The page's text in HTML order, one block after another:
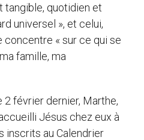
tangible, quotidien et
universel », et celui,
concentre « sur ce qui se
famille, ma
2 février dernier, Marthe,
Jésus chez eux à
inscrits au Calendrier